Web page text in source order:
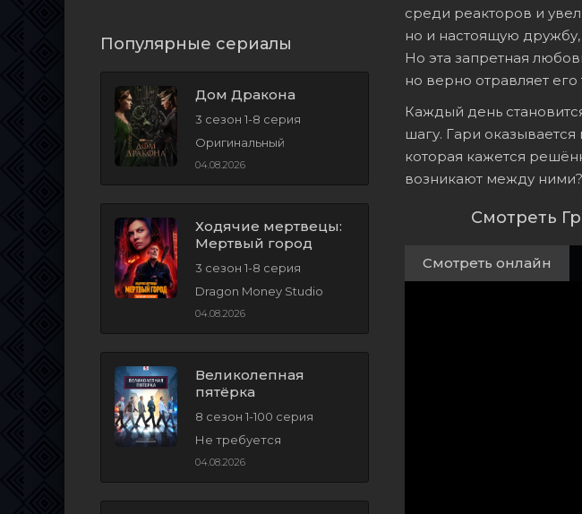
Популярные сериалы
Дом Дракона
3 сезон 1-8 серия
Оригинальный
04.08.2026
Ходячие мертвецы:
Мертвый город
3 сезон 1-8 серия
Dragon Money Studio
04.08.2026
Великолепная
пятёрка
8 сезон 1-100 серия
Не требуется
04.08.2026
среди реакторов и
но и настоящую
Но эта запретная
но верно отравляет его
Каждый день
шагу. Гари
которая кажется
возникают между ними?
Смотреть
Смотреть онлайн